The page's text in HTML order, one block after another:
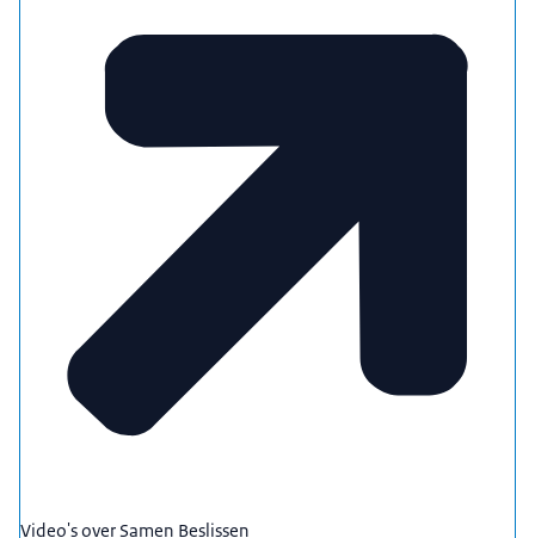
Video's over Samen Beslissen